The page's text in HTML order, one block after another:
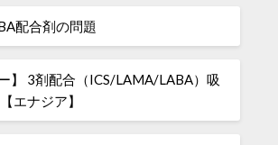
配合剤の問題
】 3剤配合（ICS/LAMA/LABA）吸
エナジア】